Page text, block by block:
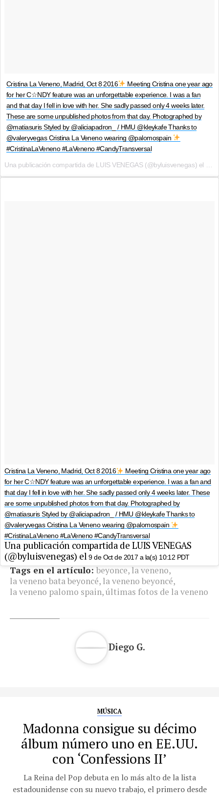
Cristina La Veneno, Madrid, Oct 8 2016
Meeting Cristina one year ago
for her C☆NDY feature was an unforgettable experience. I was a fan
and that day I fell in love with her. She sadly passed only 4 weeks later.
These are some unpublished photos from that day. Photographed by
@matiasuris Styled by @aliciapadron_ / HMU @kleykafe Thanks to
@valeryvegas Cristina La Veneno wearing @palomospain
#CristinaLaVeneno #LaVeneno #CandyTransversal
Cristina La Veneno, Madrid, Oct 8 2016
Meeting Cristina one year ago
for her C☆NDY feature was an unforgettable experience. I was a fan and
that day I fell in love with her. She sadly passed only 4 weeks later. These
are some unpublished photos from that day. Photographed by
@matiasuris Styled by @aliciapadron_ / HMU @kleykafe Thanks to
@valeryvegas Cristina La Veneno wearing @palomospain
#CristinaLaVeneno #LaVeneno #CandyTransversal
Una publicación compartida de LUIS VENEGAS
(@byluisvenegas) el9 de Oct de 2017 a la(s) 10:12 PDT
Tags en el artículo: beyonce,la veneno,
la veneno bata beyoncé, la veneno beyoncé,
la veneno palomo spain,últimas fotos de la veneno
Diego G.
MÚSICA
Madonna consigue su décimo
álbum número uno en EE.UU.
con ‘Confessions II’
La Reina del Pop debuta en lo más alto de la lista
estadounidense con su nuevo trabajo, el primero desde